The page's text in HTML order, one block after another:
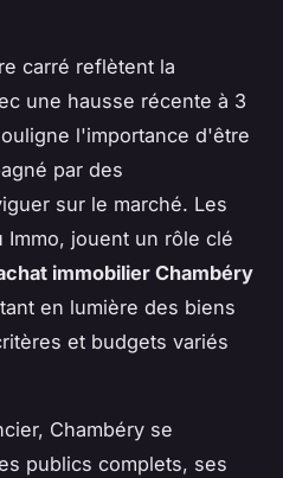
carré reflètent la
une hausse récente à 3
l'importance d'être
par des
sur le marché. Les
Immo, jouent un rôle clé
immobilier Chambéry
en lumière des biens
et budgets variés
Chambéry se
publics complets, ses